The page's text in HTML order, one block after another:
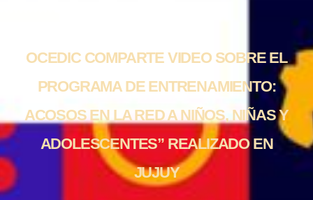
OCEDIC COMPARTE VIDEO SOBRE EL
PROGRAMA DE ENTRENAMIENTO:
ACOSOS EN LA RED A NIÑOS, NIÑAS Y
ADOLESCENTES” REALIZADO EN
JUJUY